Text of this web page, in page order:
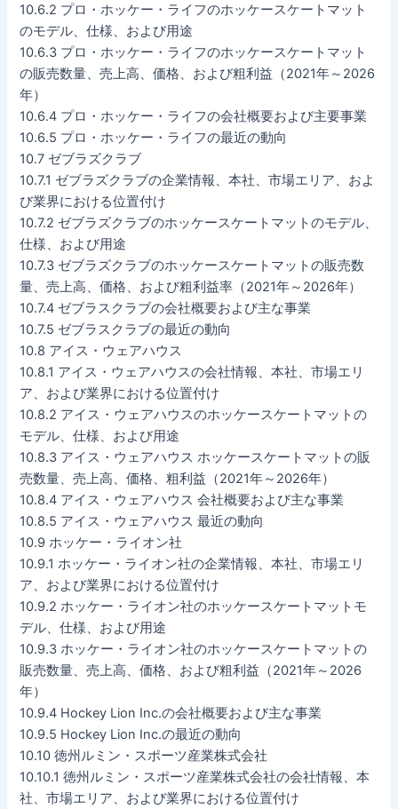
10.6.2 プロ・ホッケー・ライフのホッケースケートマット
のモデル、仕様、および用途
10.6.3 プロ・ホッケー・ライフのホッケースケートマット
の販売数量、売上高、価格、および粗利益（2021年～2026
年）
10.6.4 プロ・ホッケー・ライフの会社概要および主要事業
10.6.5 プロ・ホッケー・ライフの最近の動向
10.7 ゼブラズクラブ
10.7.1 ゼブラズクラブの企業情報、本社、市場エリア、およ
び業界における位置付け
10.7.2 ゼブラズクラブのホッケースケートマットのモデル、
仕様、および用途
10.7.3 ゼブラズクラブのホッケースケートマットの販売数
量、売上高、価格、および粗利益率（2021年～2026年）
10.7.4 ゼブラスクラブの会社概要および主な事業
10.7.5 ゼブラスクラブの最近の動向
10.8 アイス・ウェアハウス
10.8.1 アイス・ウェアハウスの会社情報、本社、市場エリ
ア、および業界における位置付け
10.8.2 アイス・ウェアハウスのホッケースケートマットの
モデル、仕様、および用途
10.8.3 アイス・ウェアハウス ホッケースケートマットの販
売数量、売上高、価格、粗利益（2021年～2026年）
10.8.4 アイス・ウェアハウス 会社概要および主な事業
10.8.5 アイス・ウェアハウス 最近の動向
10.9 ホッケー・ライオン社
10.9.1 ホッケー・ライオン社の企業情報、本社、市場エリ
ア、および業界における位置付け
10.9.2 ホッケー・ライオン社のホッケースケートマットモ
デル、仕様、および用途
10.9.3 ホッケー・ライオン社のホッケースケートマットの
販売数量、売上高、価格、および粗利益（2021年～2026
年）
10.9.4 Hockey Lion Inc.の会社概要および主な事業
10.9.5 Hockey Lion Inc.の最近の動向
10.10 徳州ルミン・スポーツ産業株式会社
10.10.1 徳州ルミン・スポーツ産業株式会社の会社情報、本
社、市場エリア、および業界における位置付け